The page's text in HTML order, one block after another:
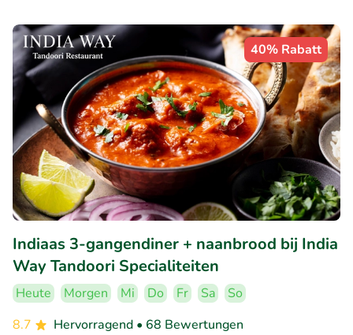
40% Rabatt
Indiaas 3-gangendiner + naanbrood bij India
Way Tandoori Specialiteiten
Heute Morgen Mi Do Fr Sa
So
8.7
Hervorragend • 68 Bewertungen